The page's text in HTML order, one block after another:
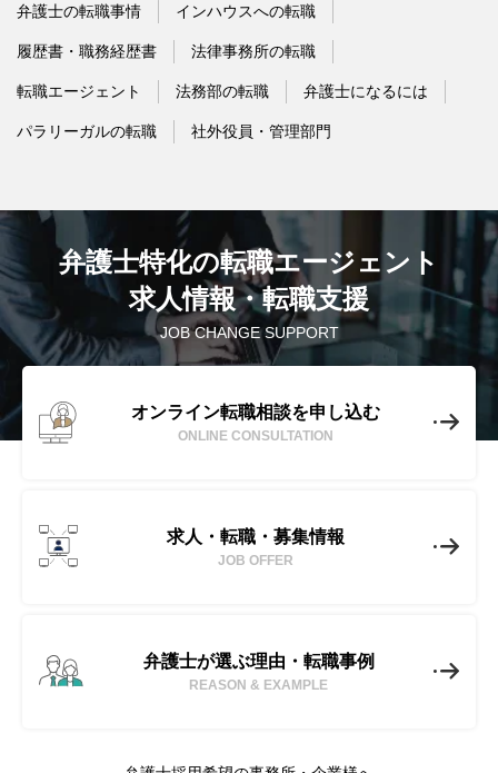
弁護士の転職事情 インハウスへの転職
履歴書・職務経歴書 法律事務所の転職
転職エージェント 法務部の転職 弁護士になるには
パラリーガルの転職 社外役員・管理部門
JOB CHANGE SUPPORT
弁護士特化の転職エージェント
求人情報・転職支援
オンライン転職相談を申し込む
ONLINE CONSULTATION
求人・転職・募集情報
JOB OFFER
弁護士が選ぶ理由・転職事例
REASON & EXAMPLE